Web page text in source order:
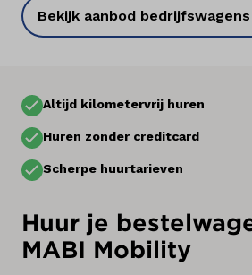
Bekijk aanbod bedrijfswagens
Altijd kilometervrij huren
Huren zonder creditcard
Scherpe huurtarieven
Huur je
MABI Mobility